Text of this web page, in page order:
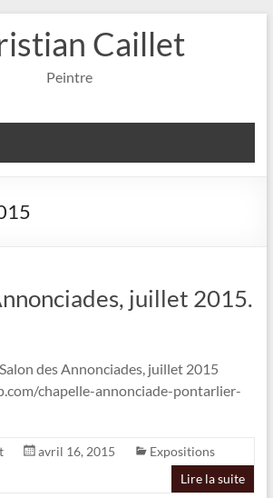
Caillet
Peintre
juillet 2015.
des Annonciades, juillet 2015
chapelle-annonciade-pontarlier-
avril 16, 2015
Expositions
Lire la suite